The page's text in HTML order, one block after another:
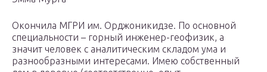
Окончила МГРИ им. Орджоникидзе. По основной
специальности – горный инженер-геофизик, а
значит человек с аналитическим складом ума и
разнообразными интересами. Имею собственный